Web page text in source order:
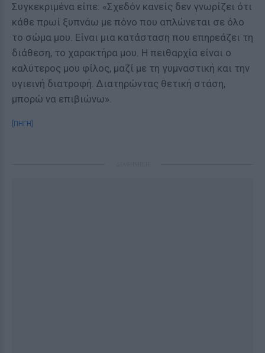
Συγκεκριμένα είπε: «Σχεδόν κανείς δεν γνωρίζει ότι
κάθε πρωί ξυπνάω με πόνο που απλώνεται σε όλο
το σώμα μου. Είναι μια κατάσταση που επηρεάζει τη
διάθεση, το χαρακτήρα μου. Η πειθαρχία είναι ο
καλύτερος μου φίλος, μαζί με τη γυμναστική και την
υγιεινή διατροφή. Διατηρώντας θετική στάση,
μπορώ να επιβιώνω».
[ΠΗΓΗ]